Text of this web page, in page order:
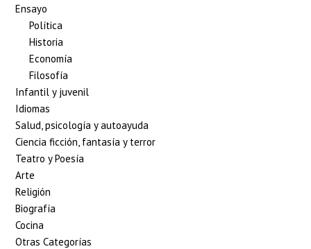
Ensayo
Política
Historia
Economía
Filosofía
Infantil y juvenil
Idiomas
Salud, psicología y autoayuda
Ciencia ficción, fantasía y terror
Teatro y Poesía
Arte
Religión
Biografía
Cocina
Otras Categorías